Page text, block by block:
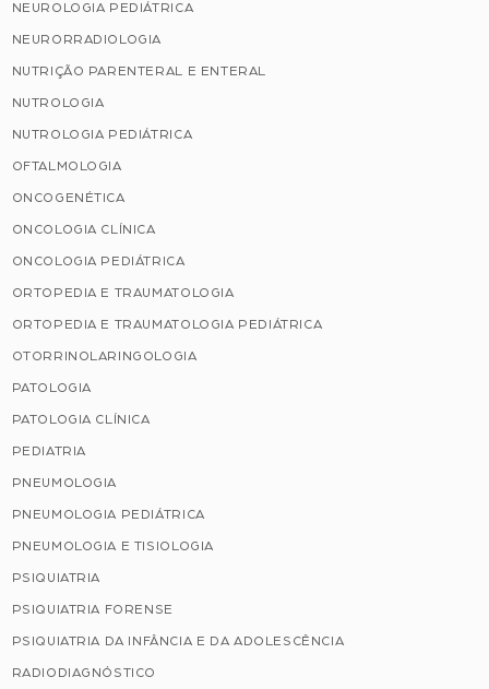
NEUROLOGIA PEDIÁTRICA
NEURORRADIOLOGIA
NUTRIÇÃO PARENTERAL E ENTERAL
NUTROLOGIA
NUTROLOGIA PEDIÁTRICA
OFTALMOLOGIA
ONCOGENÉTICA
ONCOLOGIA CLÍNICA
ONCOLOGIA PEDIÁTRICA
ORTOPEDIA E TRAUMATOLOGIA
ORTOPEDIA E TRAUMATOLOGIA PEDIÁTRICA
OTORRINOLARINGOLOGIA
PATOLOGIA
PATOLOGIA CLÍNICA
PEDIATRIA
PNEUMOLOGIA
PNEUMOLOGIA PEDIÁTRICA
PNEUMOLOGIA E TISIOLOGIA
PSIQUIATRIA
PSIQUIATRIA FORENSE
PSIQUIATRIA DA INFÂNCIA E DA ADOLESCÊNCIA
RADIODIAGNÓSTICO